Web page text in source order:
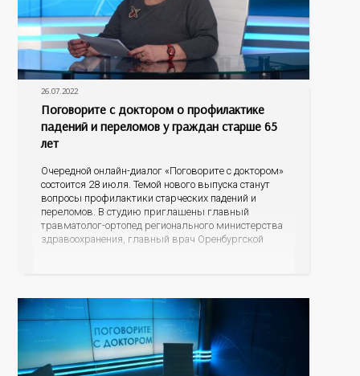
26.07.2022
Поговорите с доктором о профилактике
падений и переломов у граждан старше 65
лет
Очередной онлайн-диалог «Поговорите с доктором»
состоится 28 июля. Темой нового выпуска станут
вопросы профилактики старческих падений и
переломов. В студию приглашены главный
травматолог-ортопед регионального министерства
здравоохранения, главный врач Оренбургской
ветеранов войн Наталья Сергеевна Шокурова. С